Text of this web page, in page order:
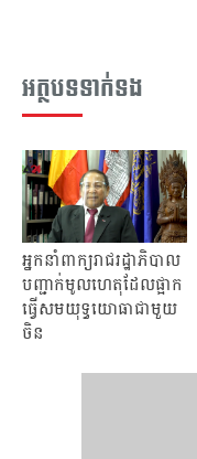
អត្ថបទទាក់ទង
អ្នកនាំពាក្យ​រាជរដ្ឋាភិបាល
បញ្ជាក់​មូលហេតុ​ដែល​ផ្អាក
ធ្វើសមយុទ្ធយោធា​ជាមួយ​
ចិន